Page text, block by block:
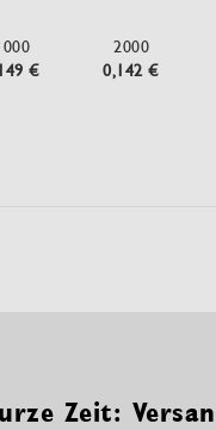
€
2000
0,142 €
Zeit: